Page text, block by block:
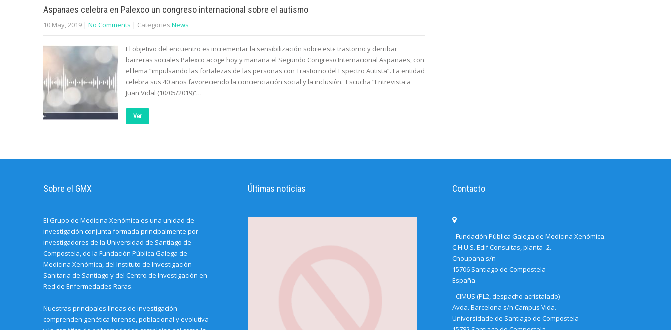
Aspanaes celebra en Palexco un congreso internacional sobre el autismo
10 May, 2019 | No Comments | Categories:News
El objetivo del encuentro es incrementar la sensibilización sobre este trastorno y derribar
barreras sociales Palexco acoge hoy y mañana el Segundo Congreso Internacional Aspanaes, con
el lema “impulsando las fortalezas de las personas con Trastorno del Espectro Autista”. La entidad
celebra sus 40 años favoreciendo la concienciación social y la inclusión. Escucha “Entrevista a
Juan Vidal (10/05/2019)”…
Ver
Sobre el GMX
El Grupo de Medicina Xenómica es una unidad de
investigación conjunta formada principalmente por
investigadores de la Universidad de Santiago de
Compostela, de la Fundación Pública Galega de
Medicina Xenómica, del Instituto de Investigación
Sanitaria de Santiago y del Centro de Investigación en
Red de Enfermedades Raras.
Nuestras principales líneas de investigación
comprenden genética forense, poblacional y evolutiva
Últimas noticias Contacto
- Fundación Pública Galega de Medicina Xenómica.
C.H.U.S. Edif Consultas, planta -2.
Choupana s/n
15706 Santiago de Compostela
España
- CIMUS (PL2, despacho acristalado)
Avda. Barcelona s/n Campus Vida.
Universidade de Santiago de Compostela